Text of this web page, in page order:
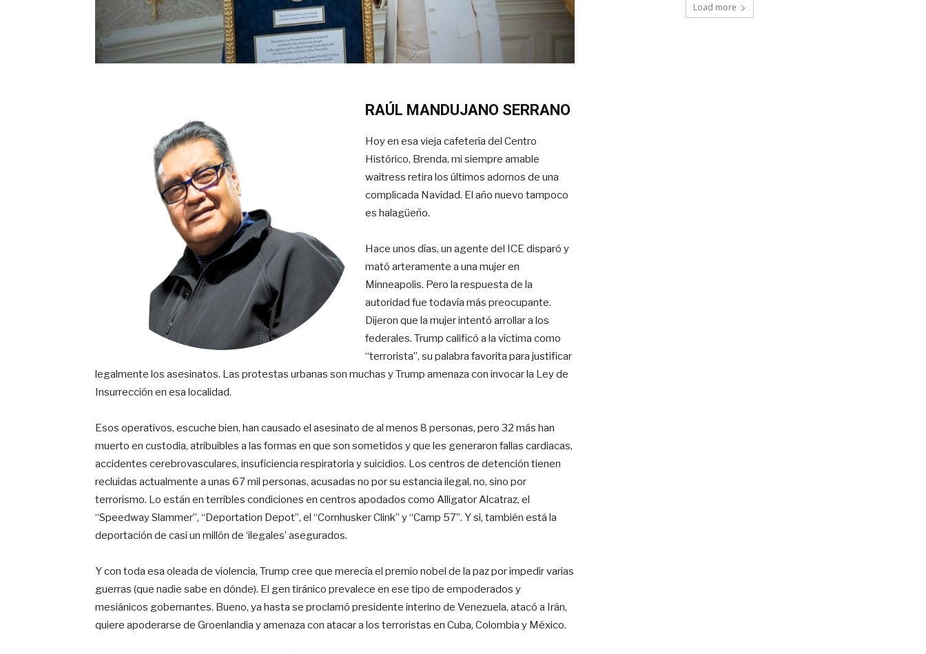
RAÚL MANDUJANO SERRANO
Hoy en esa vieja cafetería del Centro
Histórico, Brenda, mi siempre amable
waitress retira los últimos adornos de una
complicada Navidad. El año nuevo tampoco
es halagüeño.
Hace unos días, un agente del ICE disparó y
mató arteramente a una mujer en
Minneapolis. Pero la respuesta de la
autoridad fue todavía más preocupante.
Dijeron que la mujer intentó arrollar a los
federales. Trump calificó a la víctima como
“terrorista”, su palabra favorita para justificar
legalmente los asesinatos. Las protestas urbanas son muchas y Trump amenaza con invocar la Ley de
Insurrección en esa localidad.
Esos operativos, escuche bien, han causado el asesinato de al menos 8 personas, pero 32 más han
muerto en custodia, atribuibles a las formas en que son sometidos y que les generaron fallas cardiacas,
accidentes cerebrovasculares, insuficiencia respiratoria y suicidios. Los centros de detención tienen
recluidas actualmente a unas 67 mil personas, acusadas no por su estancia ilegal, no, sino por
terrorismo. Lo están en terribles condiciones en centros apodados como Alligator Alcatraz, el
“Speedway Slammer”, “Deportation Depot”, el “Cornhusker Clink” y “Camp 57”. Y si, también está la
deportación de casi un millón de ‘ilegales’ asegurados.
Y con toda esa oleada de violencia, Trump cree que merecía el premio nobel de la paz por impedir varias
guerras (que nadie sabe en dónde). El gen tiránico prevalece en ese tipo de empoderados y
mesiánicos gobernantes. Bueno, ya hasta se proclamó presidente interino de Venezuela, atacó a Irán,
quiere apoderarse de Groenlandia y amenaza con atacar a los terroristas en Cuba, Colombia y México.
Load more